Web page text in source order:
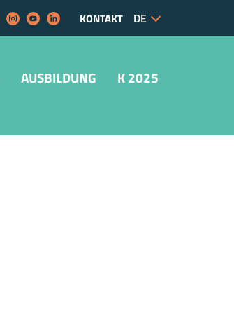
KONTAKT
AUSBILDUNG K 2025